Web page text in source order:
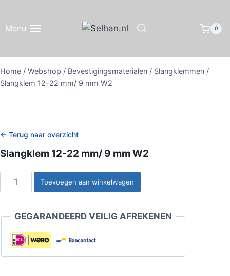
inhoud
Menu 0
Home / Webshop / Bevestigingsmaterialen / Slangklemmen /
Slangklem 12-22 mm/ 9 mm W2
← Terug naar overzicht
Slangklem 12-22 mm/ 9 mm W2
Slangklem
12-
mm/
mm
Toevoegen aan winkelwagen
GEGARANDEERD VEILIG AFREKENEN